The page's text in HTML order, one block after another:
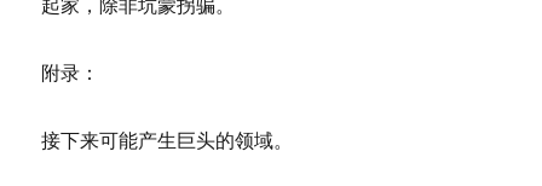
起家，除非坑蒙拐骗。
附录：
接下来可能产生巨头的领域。